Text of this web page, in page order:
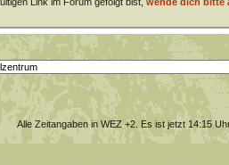
Alle Zeitangaben in WEZ +2. Es ist jetzt14:15